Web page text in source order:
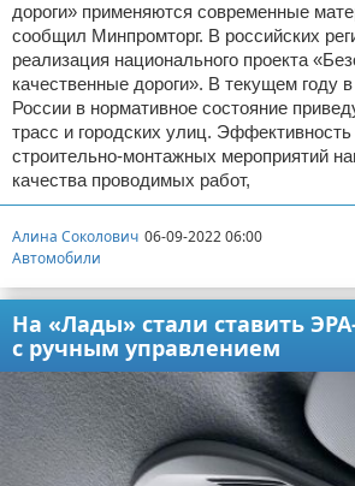
дороги» применяются современные
сообщил Минпромторг. В российских
реализация национального проекта
качественные дороги». В текущем году
России в нормативное состояние
трасс и городских улиц.
строительно-монтажных мероприятий
качества проводимых работ,
Алина Соколович 06-09-2022 06:00
Автомобили
На «Лады» стали ставить
с ручным управлением